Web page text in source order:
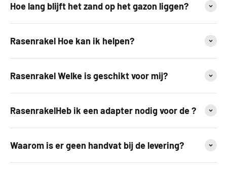
Hoe lang blijft het zand op het gazon liggen?
Rasenrakel Hoe kan ik helpen?
Rasenrakel Welke is geschikt voor mij?
RasenrakelHeb ik een adapter nodig voor de ?
Waarom is er geen handvat bij de levering?